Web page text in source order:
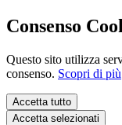
Consenso
Questo sito utilizza
consenso. Scopri di più
Accetta tutto
Accetta selezionati